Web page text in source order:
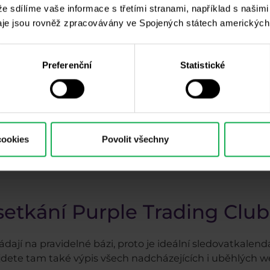
sdílíme vaše informace s třetími stranami, například s
jsou rovněž zpracovávány ve Spojených státech
Preferenční Statistické
Povolit všechny
Pravidelný spolumoderátor Fundamentů s Jardou
Jak využít psychologii v tradingu
Volatilní trhy a jak je obchodovat
Proč obchodovat EURUSD
Purple Trading
na pravidelné bázi, proto je ideální
tam také výpis všech nadcházejících i uběhlých